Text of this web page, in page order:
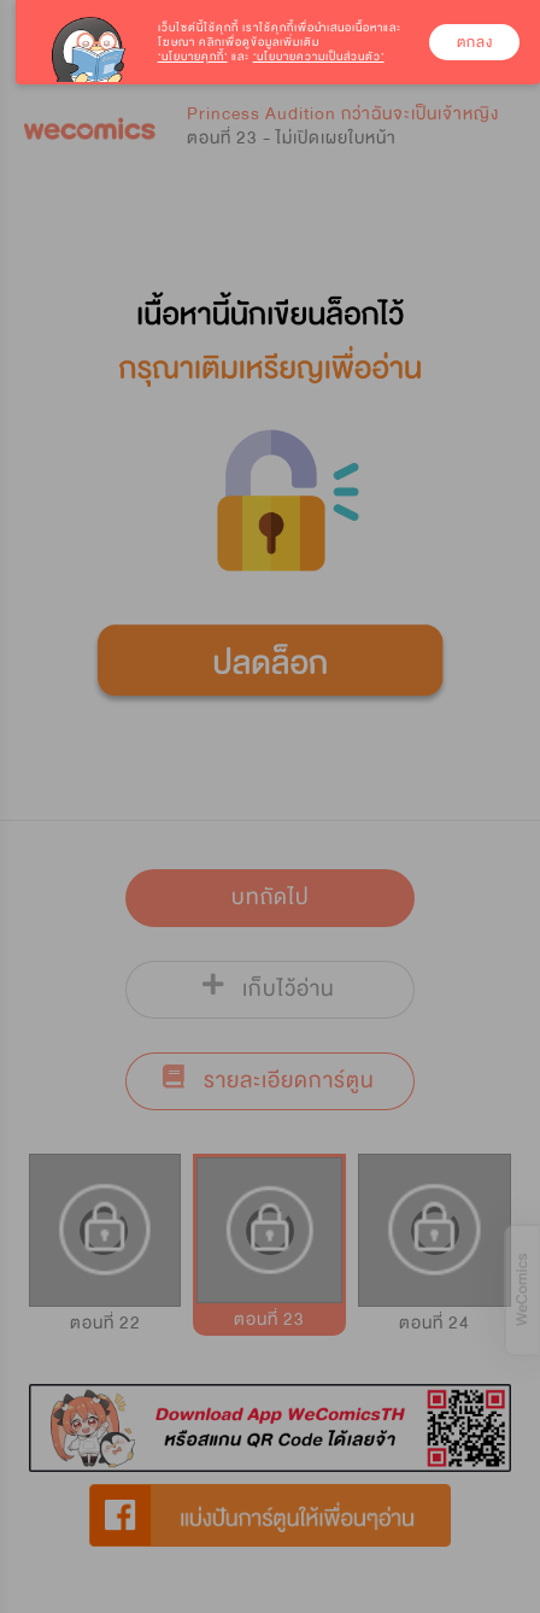
Princess Audition กว่าฉันจะเป็นเจ้าหญิง
ตอนที่ 23 - ไม่เปิดเผยใบหน้า
บทถัดไป
เก็บไว้อ่าน
รายละเอียดการ์ตูน
ตอนที่ 22 ตอนที่ 23 ตอนที่ 24
เว็บไซต์นี้ใช้คุกกี้ เราใช้คุกกี้เพื่อนำเสนอเนื้อหาและ
โฆษณา คลิกเพื่อดูข้อมูลเพิ่มเติม
‘นโยบายคุกกี้’ และ ‘นโยบายความเป็นส่วนตัว’
ตกลง